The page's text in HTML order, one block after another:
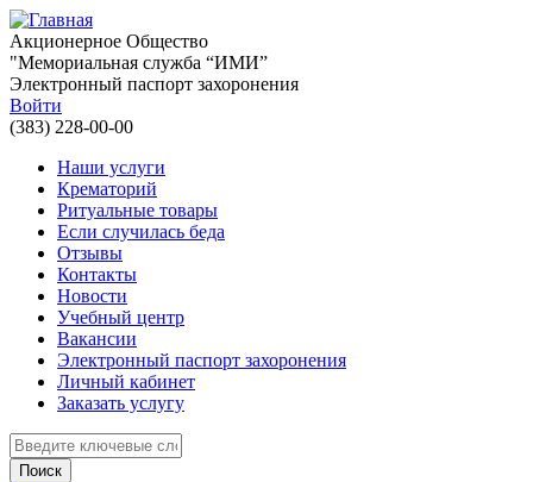
Перейти к основному содержанию
Акционерное Общество
"Мемориальная служба “ИМИ”
Электронный паспорт захоронения
Войти
(383) 228-00-00
Наши услуги
Крематорий
Ритуальные товары
Если случилась беда
Отзывы
Контакты
Новости
Учебный центр
Вакансии
Электронный паспорт захоронения
Личный кабинет
Заказать услугу
Введите ключевые слова для поиска